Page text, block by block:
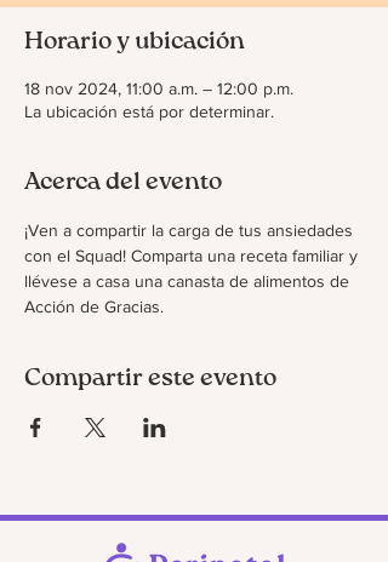
Horario y ubicación
18 nov 2024, 11:00 a.m. – 12:00 p.m.
La ubicación está por determinar.
Acerca del evento
¡Ven a compartir la carga de tus ansiedades
con el Squad! Comparta una receta familiar y
llévese a casa una canasta de alimentos de
Acción de Gracias.
Compartir este evento